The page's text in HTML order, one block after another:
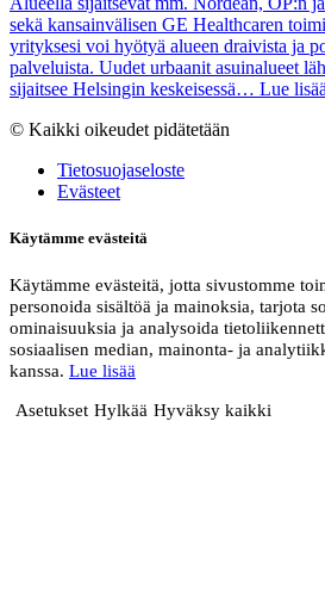
sekä kansainvälisen GE Healthcaren
yrityksesi voi hyötyä alueen draivista ja
palveluista. Uudet urbaanit asuinalueet
sijaitsee Helsingin keskeisessä… Lue lisää
© Kaikki oikeudet pidätetään
Tietosuojaseloste
Evästeet
Käytämme evästeitä
Käytämme evästeitä, jotta sivustomme
personoida sisältöä ja mainoksia, tarjota
ominaisuuksia ja analysoida
sosiaalisen median, mainonta- ja
kanssa. Lue lisää
Asetukset Hylkää Hyväksy kaikki